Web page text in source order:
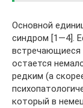
Основной
синдром [1—4].
встречающиеся
остается
редким (а
который в